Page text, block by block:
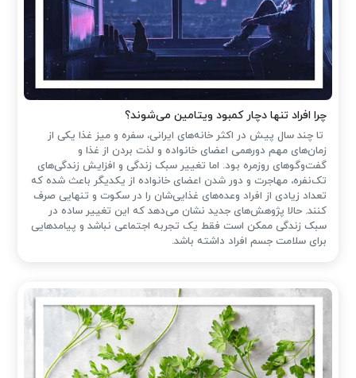
چرا افراد تنها دچار کمبود ویتامین می‌شوند؟
تا چند سال پیش در اکثر خانه‌های ایرانی، سفره و میز غذا یکی از
زمان‌های مهم دورهمی اعضای خانواده و لذت بردن از غذا و
گفت‌وگوهای روزمره بود. اما تغییر سبک زندگی و افزایش زندگی‌های
تک‌نفره، مهاجرت و دور شدن اعضای خانواده از یکدیگر باعث شده که
تعداد زیادی از افراد وعده‌های غذایی‌شان را در سکوت و تنهایی صرف
کنند. حالا پژوهش‌های جدید نشان می‌دهد که این تغییر ساده در
سبک زندگی ممکن است فقط یک تجربه اجتماعی نباشد و پیامدهایی
برای سلامت جسم افراد داشته باشد.